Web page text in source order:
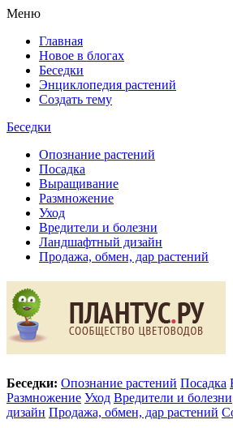
Меню
Главная
Новое в блогах
Беседки
Энциклопедия растений
Создать тему
Беседки
Опознание растений
Посадка
Выращивание
Размножение
Уход
Вредители и болезни
Ландшафтный дизайн
Продажа, обмен, дар растений
Беседки: Опознание растений Посадка
Размножение Уход Вредители и болезни
дизайн Продажа, обмен, дар растений